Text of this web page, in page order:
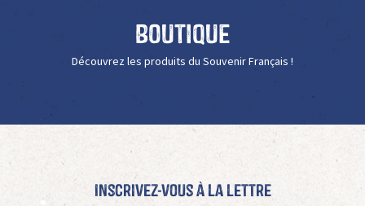
Boutique
Découvrez les produits du Souvenir Français !
Inscrivez-vous à La Lettre